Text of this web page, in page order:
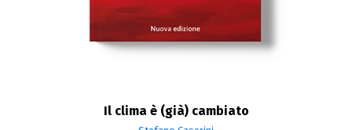
Il clima è (già) cambiato